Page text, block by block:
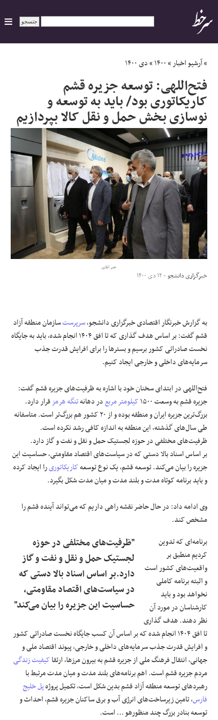
ایران
سیاسی
اقتصاد
ورزشی
جهان
اجتماعی
حوادث
علوم و فن آوری
»آرشیو اخبار»۱۴۰۰»دی ۱۴۰۰
فتح‌اللهی: توسعه جزیره قشم
کاریکاتوری بود/ باید به توسعه و
نوسازی بخش حمل و نقل کالا بپردازیم
خبر آنلاین
خبرگزاری دانشجو- ۱۲ دی ۱۴۰۰
به گزارش خبرنگار اقتصادی خبرگزاری دانشجو،سرپرستسازمان منطقه آزاد
قشم گفت: بر اساس هدف گذاری که تا افق ۱۴۰۴ انجام شده، باید به جایگاه
نخست صادراتی کشور برسیم و بستر‌ها را برای افرایش قدرت جذب
سرمایه‌های داخلی و خارجی ایجاد کنیم.
فتح‌اللهی در ابتدای سخنان خود با اشاره به ظرفیت‌های جزیره قشم گفت:
جزیره قشم به وسعت ۱۵۰۰
کیلومتر مربعدر دهانهتنگه هرمزقرار دارد.
بزرگ‌ترین جزیره ایران و منطقه بوده و از ۲۰ کشور هم بزرگ‌تر است. متاسفانه
طی سال‌های گذشته، این منطقه به اندازه کافی رشد نکرده است.
ظرفیت‌های مختلفی در حوزه لجستیک حمل و نقل و نفت و گاز دارد.
بر اساس اسناد بالا دستی که در سیاست‌های اقتصاد مقاومتی، حساسیت این
جزیره را بیان می‌کند. توسعه قشم، یک نوع توسعهکاریکاتوریرا ایجاد کرده
و باید برنامه کوتاه مدت و بلند مدت و میان مدت شکل بگیرد.
وی ادامه داد: در حال حاضر نقشه راهی داریم که می‌تواند آینده قشم را
مشخص کند.
"ظرفیت‌های مختلفی در حوزه
لجستیک حمل و نقل و نفت و گاز
دارد.بر اساس اسناد بالا دستی که
در سیاست‌های اقتصاد مقاومتی،
حساسیت این جزیره را بیان می‌کند"
برنامه‌ای که تدوین
کردیم منطبق بر
واقعیت‌های کشور است
و البته برنامه کاملی
نخواهد بود و باید
کارشناسان در مورد آن
نظر دهند. هدف گذاری
تا افق ۱۴۰۴ انجام شده که بر اساس آن کسب جایگاه نخست صادراتی کشور
و افرایش قدرت جذب سرمایه‌های داخلی و خارجی، پیوند اقتصاد ملی و
جهانی، انتقال فرهنگ ملی از جزیره قشم به بیرون مرزها، ارتقاکیفیت زندگی
مردم جزیره قشم است. اهم برنامه‌های بلند مدت و میان مدت مرتبط با
رهبرد‌های توسعه منطقه آزاد قشم بدین شکل است، تکمیل پروژهپل خلیج
فارس، تامین زیرساخت‌های انرژی آب و برق ساکنان جزیره قشم، احداث و
توسعه بنادر بزرگ چند منظورهو … است.